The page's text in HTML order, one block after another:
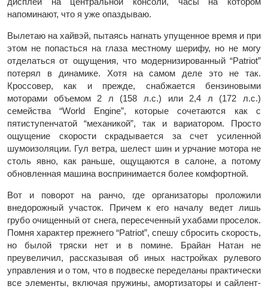
напоминают, что я уже опаздываю.
Вылетаю на хайвэй, пытаясь нагнать упущенное время и при
этом не попасться на глаза местному шерифу, но не могу
отделаться от ощущения, что модернизированный “Patriot”
потерял в динамике. Хотя на самом деле это не так.
Кроссовер, как и прежде, снабжается бензиновыми
моторами объемом 2 л (158 л.с.) или 2,4 л (172 л.с.)
семейства “World Engine”, которые сочетаются как с
пятиступенчатой “механикой”, так и вариатором. Просто
ощущение скорости скрадывается за счет усиленной
шумоизоляции. Гул ветра, шелест шин и урчание мотора не
столь явно, как раньше, ощущаются в салоне, а потому
обновленная машина воспринимается более комфортной.
Вот и поворот на ранчо, где организаторы проложили
внедорожный участок. Причем к его началу ведет лишь
грубо очищенный от снега, пересеченный ухабами проселок.
Помня характер прежнего “Patriot”, спешу сбросить скорость,
но былой тряски нет и в помине. Брайан Натан не
преувеличил, рассказывая об иных настройках рулевого
управления и о том, что в подвеске переделаны практически
все элементы, включая пружины, амортизаторы и сайлент-